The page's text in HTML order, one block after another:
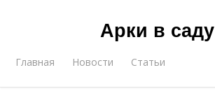
Арки в саду
Главная Новости Статьи